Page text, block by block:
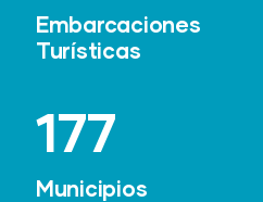
Embarcaciones
Turísticas
247
Municipios